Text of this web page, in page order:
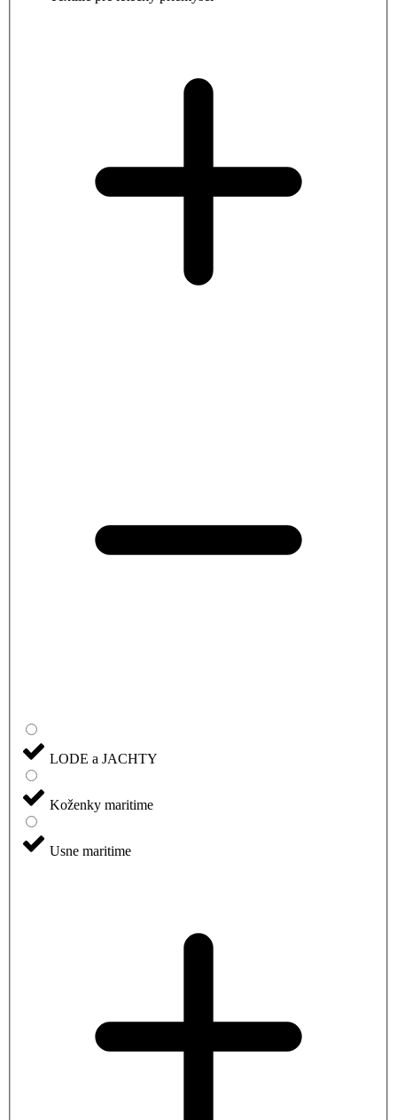
LODE a JACHTY
Koženky maritime
Usne maritime